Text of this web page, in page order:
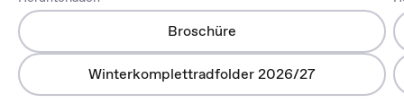
Broschüre
Winterkomplettradfolder 2026/27